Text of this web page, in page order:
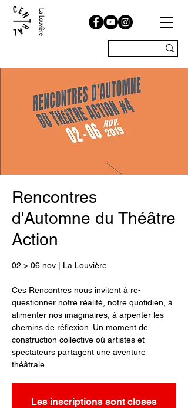
La Louvière
Rencontres
d'Automne du Théâtre
Action
02 > 06 nov | La Louvière
Ces Rencontres nous invitent à re-
questionner notre réalité, notre quotidien, à
alimenter nos imaginaires, à arpenter les
chemins de réflexion. Un moment de
construction collective où artistes et
spectateurs partagent une aventure
théâtrale.
Les inscriptions sont closes